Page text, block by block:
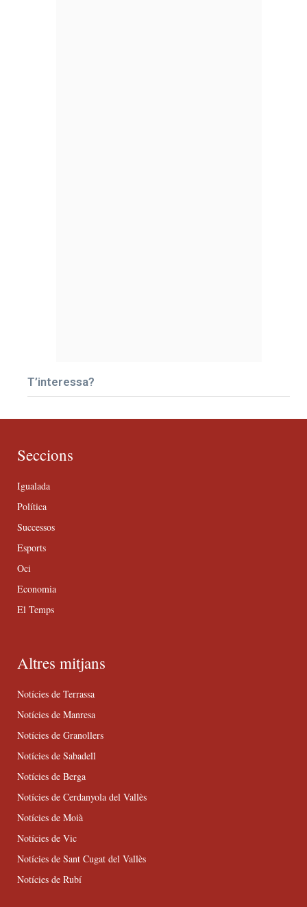
T’interessa?
Seccions
Igualada
Política
Successos
Esports
Oci
Economia
El Temps
Altres mitjans
Notícies de Terrassa
Notícies de Manresa
Notícies de Granollers
Notícies de Sabadell
Notícies de Berga
Notícies de Cerdanyola del Vallès
Notícies de Moià
Notícies de Vic
Notícies de Sant Cugat del Vallès
Notícies de Rubí